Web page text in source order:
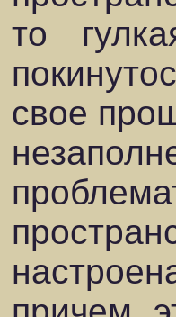
то
свое